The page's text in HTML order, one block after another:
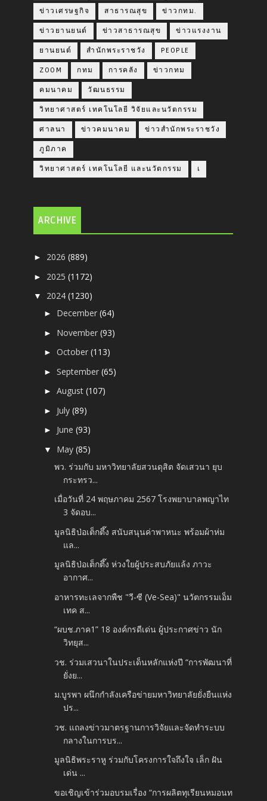
ข่าวเศรษฐกิจ สาธารณสุข ข่าวกทม.
ข่าวยานยนต์ ข่าวสาธารณสุข ข่าวแรงงาน
ยานยนต์ สำนักพระราชวัง PEOPLE
ZOOM กทม การคลัง ข่าวกทม
คมนาคม วัฒนธรรม
วิทยาศาสตร์ เทคโนโลยี วิจัยและนวัตกรรม
ศาลนา ข่าวคมนาคม ข่าวสำนักพระราชวัง
ภูมิภาค
วิทยาศาสตร์ เทคโนโลยี และนวัตกรรม เ
ARCHIVE
► 2026(889)
► 2025(1172)
▼ 2024(1230)
► December(64)
► November(93)
►October(113)
►September(65)
►August(107)
► July(89)
► June(93)
▼ May(85)
พว. ร่วมกับ มหาวิทยาลัยสวนดุสิต จัดเสวนา ยุบ
กระทรว...
เมื่อวันที่ 24 พฤษภาคม 2567 โรงพยาบาลพญาไท
3 จัดอบ...
มูลนิธิป่อเต็กตึ๊ง สนับสนุนค่าพาหนะ พร้อมผ้าห่ม
แล...
มูลนิธิป่อเต็กตึ๊ง ห่วงใยผู้ประสบภัยแล้ง ภาวะ
อากาศ...
อาหารทะเลจากพืช "วี-ซี (Ve-Sea)" นวัตกรรมเอ็ม
เทค ส...
“ผบช.ภาค1” 18 องค์กรดีเด่น ผู้ประกาศข่าว นัก
วิทยุส...
วช. ร่วมเสวนาในประเด็นหลักแห่งปี “การพัฒนาที่
ยั่งย...
ม.บูรพา ผนึกกำลังเครือข่ายมหาวิทยาลัยยั่งยืนแห่ง
ปร...
วช. แถลงข่าวมาตรฐานการวิจัยและจัดทำระบบ
กลางในการบร...
มูลนิธิพระราหู ร่วมกับโครงการใจถึงใจ เล็ก ฝัน
เด่น ...
ขอเชิญเข้าร่วมอบรมเรื่อง “การผลิตทุเรียนหมอนท